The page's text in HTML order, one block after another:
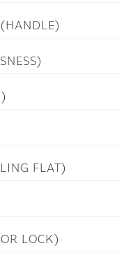
FLAT)
LOCK)